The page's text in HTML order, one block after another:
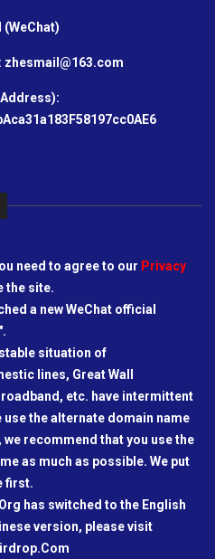
zhesmail@163.com
need to agree to our Privacy
the site.
a new WeChat official
situation of
lines, Great Wall
etc. have intermittent
the alternate domain name
recommend that you use the
as much as possible. We put
first.
has switched to the English
version, please visit